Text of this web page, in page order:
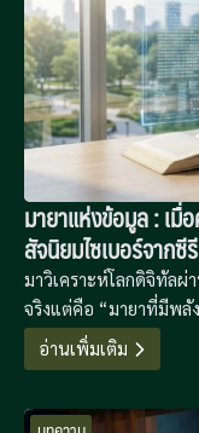
มายาแห่งข้อมูล : เมื่
สัจนิยมไซเบอร์จากซี
มาวิเคราะห์โลกดิจิทัล
จริงแต่คือ “มายาที่มีพ
จากซีรีส์ Zero Day ที่
ตลอดกาล
อ่านเพิ่มเติม